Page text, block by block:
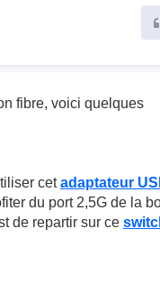
fibre, voici quelques
cetadaptateur
du port 2,5G de la
de repartir sur ce